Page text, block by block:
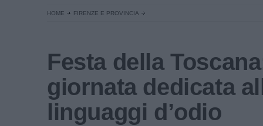
HOME FIRENZE E PROVINCIA
Festa della
giornata dedicata
linguaggi d’odio